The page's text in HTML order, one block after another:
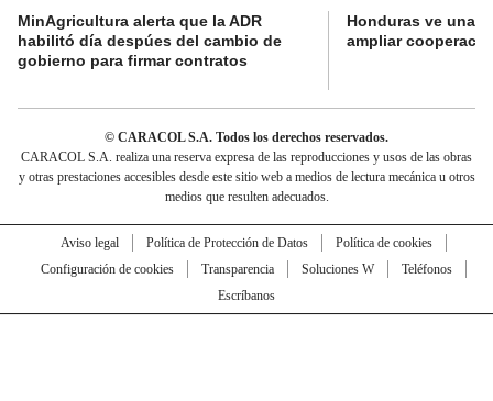
MinAgricultura alerta que la ADR
habilitó día despúes del cambio de
gobierno para firmar contratos
Honduras ve una
ampliar
© CARACOL S.A. Todos los derechos reservados.
CARACOL S.A. realiza una reserva expresa de las reproducciones y usos de las obras
y otras prestaciones accesibles desde este sitio web a medios de lectura mecánica u otros
medios que resulten adecuados.
Aviso legal Política de Protección de Datos
Política de cookies
Configuración de cookies
Transparencia Soluciones W
Teléfonos
Escríbanos